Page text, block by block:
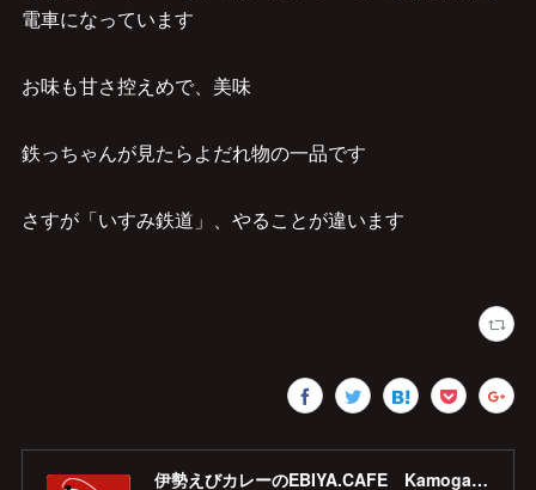
電車になっています
お味も甘さ控えめで、美味
鉄っちゃんが見たらよだれ物の一品です
さすが「いすみ鉄道」、やることが違います
伊勢えびカレーのEBIYA.CAFE Kamogawa 【公式】